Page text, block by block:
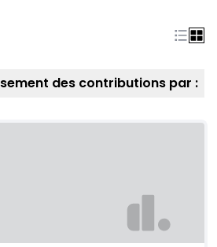
des contributions par :